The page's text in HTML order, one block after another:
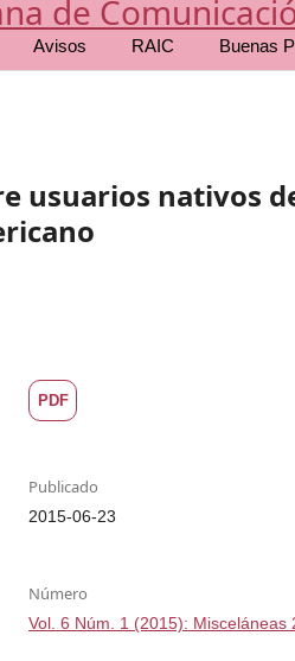
Avisos RAIC Buenas
usuarios nativos
PDF
Publicado
2015-06-23
Número
Vol. 6 Núm. 1 (2015): Misceláneas